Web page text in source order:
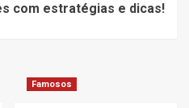
com estratégias e dicas!
Famosos